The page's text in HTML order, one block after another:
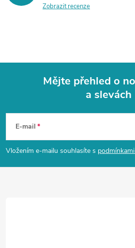
Zobrazit recenze
p
a
Mějte přehled o
a slevách
E-mail
Vložením e-mailu souhlasíte s